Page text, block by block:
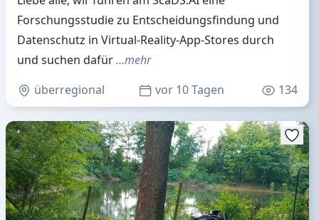
Forschungsstudie zu Entscheidungsfindung und
Datenschutz in Virtual-Reality-App-Stores durch
und suchen dafür…mehr
überregional
vor 10 Tagen 134